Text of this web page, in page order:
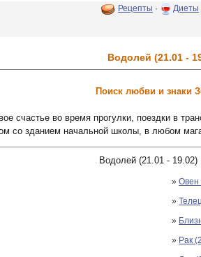
Рецепты · Диеты
Водолей (21.01 -
Поиск любви и знаки
счастье во время прогулки, поездки в
со зданием начальной школы, в любом
Водолей (21.01 - 19.02)
» Овен
»
»
» Рак